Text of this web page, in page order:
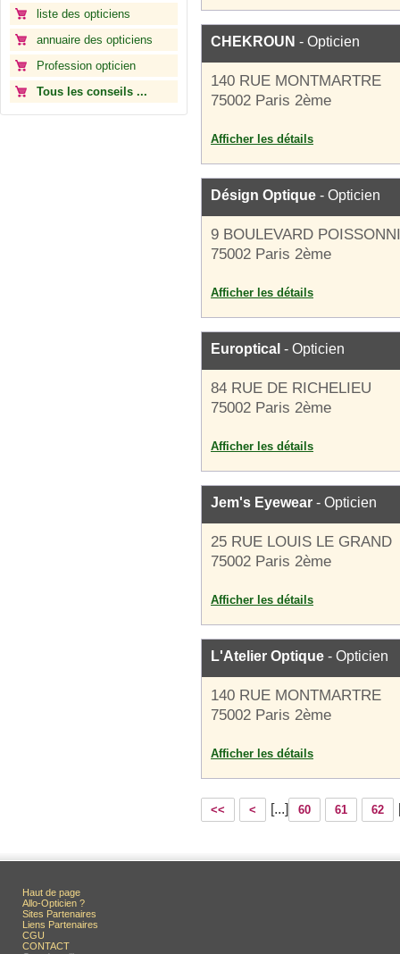
liste des opticiens
annuaire des opticiens
Profession opticien
Tous les conseils ...
CHEKROUN - Opticien
140 RUE MONTMARTRE
75002 Paris 2ème
Afficher les détails
Désign Optique - Opticien
9 BOULEVARD
75002 Paris 2ème
Afficher les détails
Europtical - Opticien
84 RUE DE RICHELIEU
75002 Paris 2ème
Afficher les détails
Jem's Eyewear - Opticien
25 RUE LOUIS LE GRAND
75002 Paris 2ème
Afficher les détails
L'Atelier Optique - Opticien
140 RUE MONTMARTRE
75002 Paris 2ème
Afficher les détails
<< < [...] 60 61 62
Haut de page
Allo-Opticien ?
Sites Partenaires
Liens Partenaires
CGU
CONTACT